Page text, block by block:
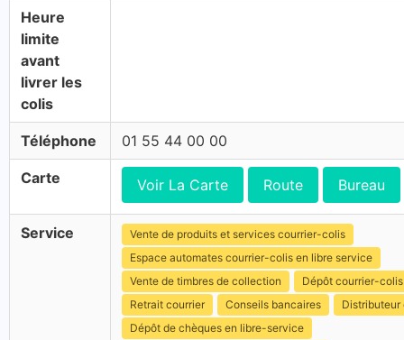
Heure
limite
avant
livrer les
colis
Téléphone 01 55 44 00 00
Carte Voir La Carte Route Bureau
Service
Vente de produits et services courrier-colis
Espace automates courrier-colis en libre service
Vente de timbres de collection
Dépôt courrier-colis
Retrait courrier
Conseils bancaires
Distributeur
Dépôt de chèques en libre-service